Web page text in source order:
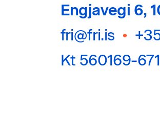
Engjavegi 6,
fri@fri.is •
Kt 560169-